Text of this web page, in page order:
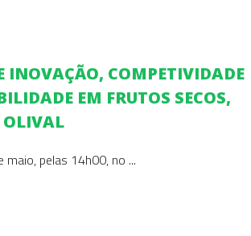
INOVAÇÃO, COMPETIVIDADE
EM FRUTOS SECOS,
OLIVAL
maio, pelas 14h00, no ...